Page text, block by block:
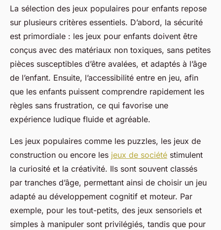
La sélection des jeux populaires pour enfants repose
sur plusieurs critères essentiels. D’abord, la sécurité
est primordiale : les jeux pour enfants doivent être
conçus avec des matériaux non toxiques, sans petites
pièces susceptibles d’être avalées, et adaptés à l’âge
de l’enfant. Ensuite, l’accessibilité entre en jeu, afin
que les enfants puissent comprendre rapidement les
règles sans frustration, ce qui favorise une
expérience ludique fluide et agréable.
Les jeux populaires comme les puzzles, les jeux de
construction ou encore les jeux de société stimulent
la curiosité et la créativité. Ils sont souvent classés
par tranches d’âge, permettant ainsi de choisir un jeu
adapté au développement cognitif et moteur. Par
exemple, pour les tout-petits, des jeux sensoriels et
simples à manipuler sont privilégiés, tandis que pour